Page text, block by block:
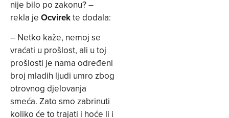
nije bilo po zakonu? –
rekla je Ocvirekte dodala:
– Netko kaže, nemoj se
vraćati u prošlost, ali u toj
prošlosti je nama određeni
broj mladih ljudi umro zbog
otrovnog djelovanja
smeća. Zato smo zabrinuti
koliko će to trajati i hoće li i